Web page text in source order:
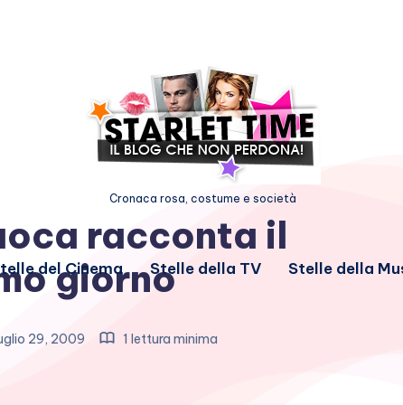
Cronaca rosa, costume e società
del Cinema Stelle della TV Stelle della
racconta il
giorno
29, 2009 1 lettura minima